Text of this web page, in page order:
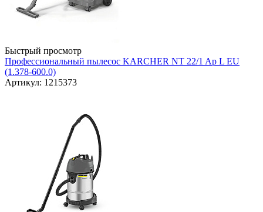
Быстрый просмотр
Профессиональный пылесос KARCHER NT 22/1 Ap L EU
(1.378-600.0)
Артикул: 1215373